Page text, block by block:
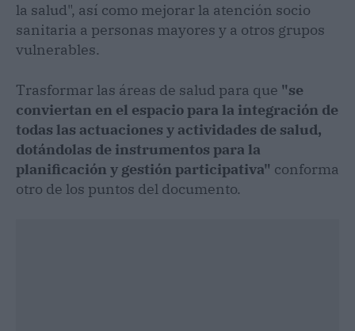
la salud", así como mejorar la atención socio
sanitaria a personas mayores y a otros grupos
vulnerables.
Trasformar las áreas de salud para que "se
conviertan en el espacio para la integración de
todas las actuaciones y actividades de salud,
dotándolas de instrumentos para la
planificación y gestión participativa" conforma
otro de los puntos del documento.